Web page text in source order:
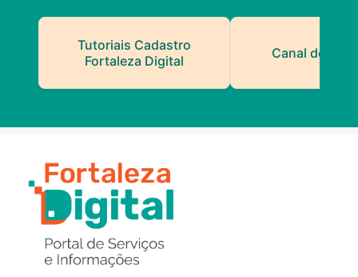
Tutoriais Cadastro
Fortaleza Digital
Canal do